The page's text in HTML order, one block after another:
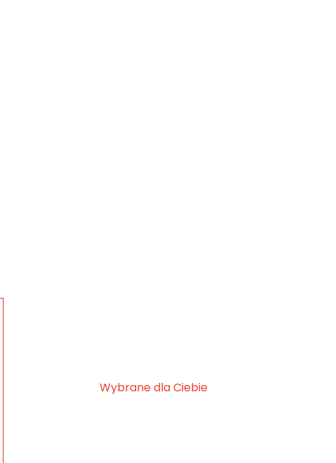
Wybrane dla Ciebie